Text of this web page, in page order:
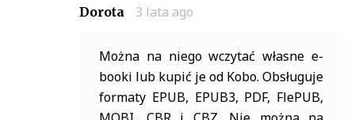
Dorota 3 lata ago
Można na niego wczytać własne e-
booki lub kupić je od Kobo. Obsługuje
formaty EPUB, EPUB3, PDF, FlePUB,